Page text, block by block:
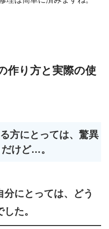
作り方と実際の使
方にとっては、驚異
けど…。
分にとっては、どう
た。